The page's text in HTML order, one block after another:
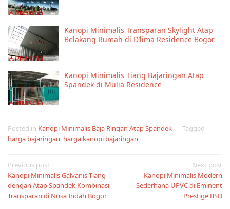
Kanopi Minimalis Transparan Skylight Atap
Belakang Rumah di D’lima Residence Bogor
Kanopi Minimalis Tiang Bajaringan Atap
Spandek di Mulia Residence
Posted in Kanopi Minimalis Baja Ringan Atap Spandek
Tagged
harga bajaringan, harga kanopi bajaringan
Post
navigation
Previous post
Kanopi Minimalis Galvanis Tiang
dengan Atap Spandek Kombinasi
Transparan di Nusa Indah Bogor
Next post
Kanopi Minimalis Modern
Sederhana UPVC di Eminent
Prestige BSD